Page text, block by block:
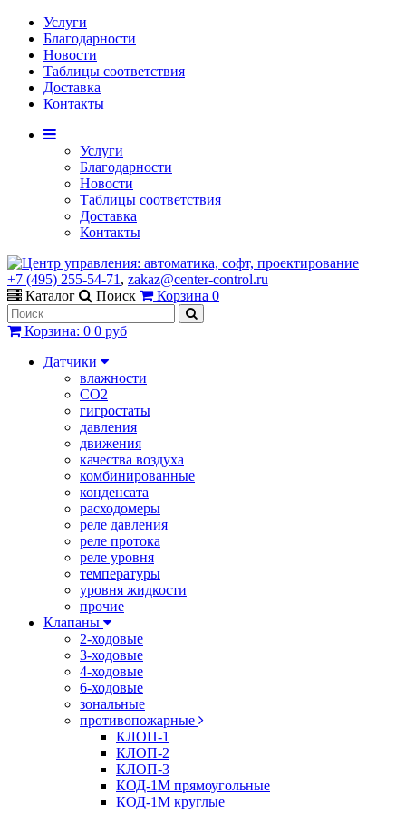
Услуги
Благодарности
Новости
Таблицы соответствия
Доставка
Контакты
Услуги
Благодарности
Новости
Таблицы соответствия
Доставка
Контакты
+7 (495) 255-54-71 , zakaz@center-control.ru
Каталог
Поиск Корзина 0
Корзина: 0 0 руб
Датчики
влажности
CO2
гигростаты
давления
движения
качества воздуха
комбинированные
конденсата
расходомеры
реле давления
реле протока
реле уровня
температуры
уровня жидкости
прочие
Клапаны
2-ходовые
3-ходовые
4-ходовые
6-ходовые
зональные
противопожарные
КЛОП-1
КЛОП-2
КЛОП-3
КОД-1М прямоугольные
КОД-1М круглые